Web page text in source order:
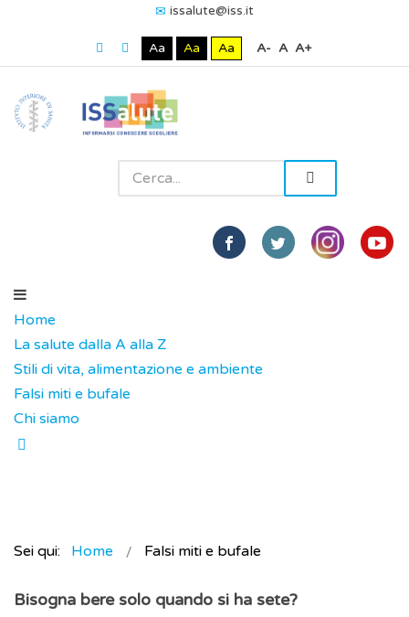
issalute@iss.it
Aa Aa Aa A- A A+
Home
La salute dalla A alla Z
Stili di vita, alimentazione e ambiente
Falsi miti e bufale
Chi siamo
Sei qui: Home Falsi miti e bufale
Bisogna bere solo quando si ha sete?